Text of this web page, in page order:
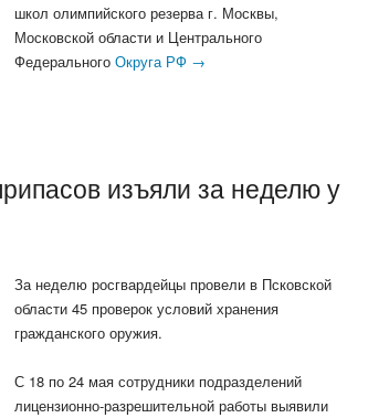
школ олимпийского резерва г. Москвы,
Московской области и Центрального
Федерального Округа РФ →
изъяли за неделю у
За неделю росгвардейцы провели в Псковской
области 45 проверок условий хранения
гражданского оружия.
С 18 по 24 мая сотрудники подразделений
лицензионно-разрешительной работы выявили